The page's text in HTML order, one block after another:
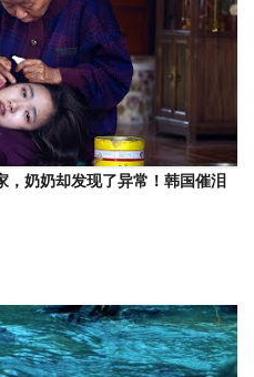
，奶奶却发现了异常！韩国催泪